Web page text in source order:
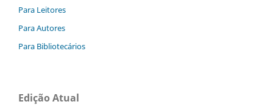
Para Leitores
Para Autores
Para Bibliotecários
Edição Atual